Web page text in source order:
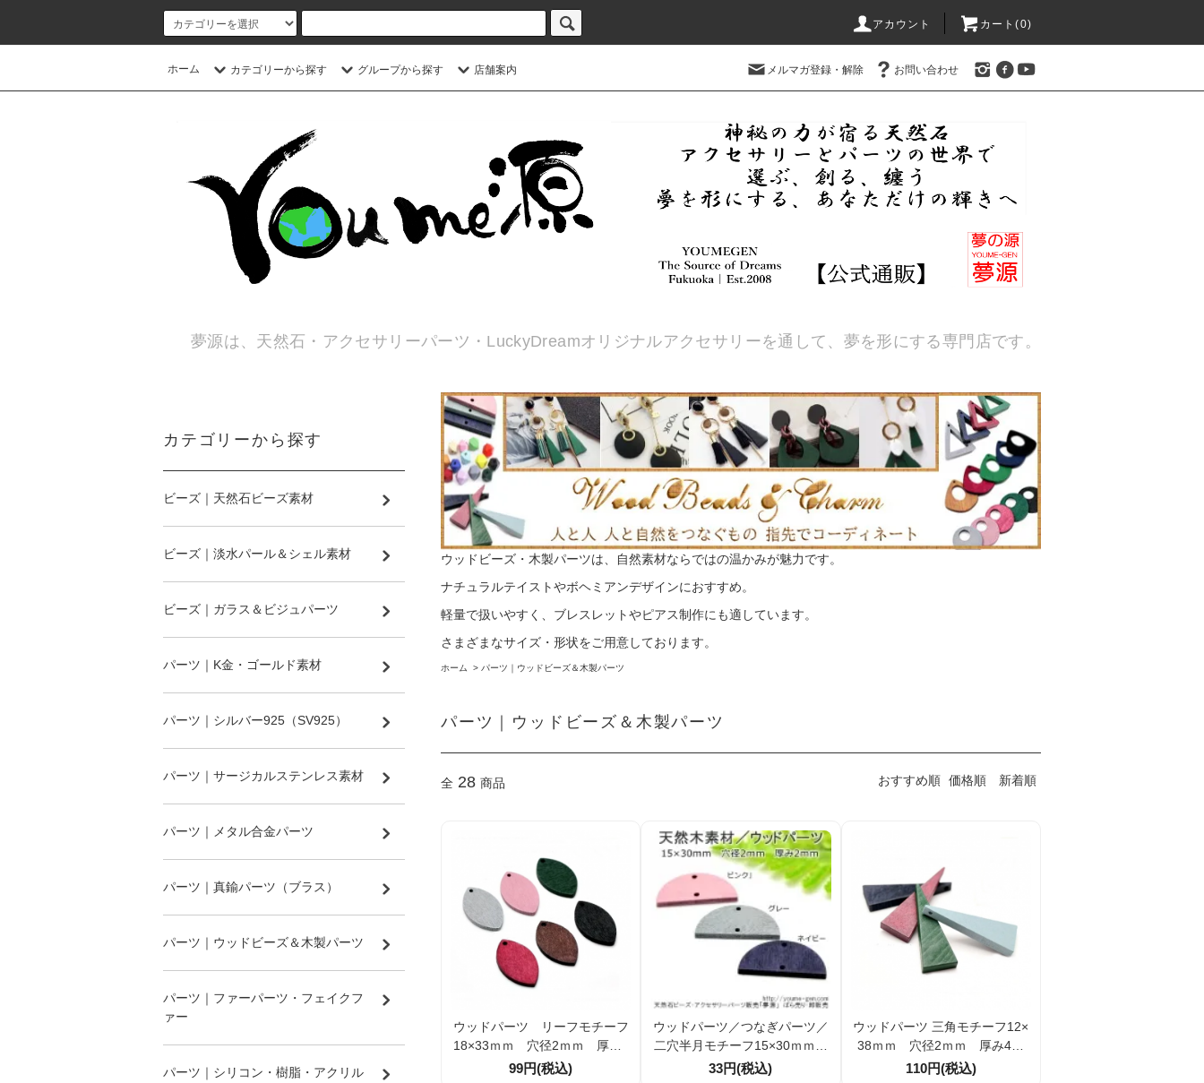
アカウント カート(0)
ホーム カテゴリーから探す グループから探す 店舗案内 メルマガ登録・解除 お問い合わせ
夢源は、天然石・アクセサリーパーツ・LuckyDreamオリジナルアクセサリーを通して、夢を形にする専門店です。
ウッドビーズ・木製パーツは、自然素材ならではの温かみが魅力です。
ナチュラルテイストやボヘミアンデザインにおすすめ。
軽量で扱いやすく、ブレスレットやピアス制作にも適しています。
さまざまなサイズ・形状をご用意しております。
ホーム > パーツ｜ウッドビーズ＆木製パーツ
パーツ｜ウッドビーズ＆木製パーツ
全 28 商品 おすすめ順 価格順 新着順
ウッドパーツ リーフモチーフ
18×33ｍｍ 穴径2ｍｍ 厚み2
ｍｍ 2個/10個 (123441007)
99円(税込)
ウッドパーツ／つなぎパーツ／
二穴半月モチーフ15×30ｍｍ
穴径2ｍｍ 厚み2ｍｍ 1個よ
33円(税込)
ウッドパーツ 三角モチーフ12×
38ｍｍ 穴径2ｍｍ 厚み4ｍ
ｍ 2個／10個 (123446785)
110円(税込)
カテゴリーから探す
ビーズ｜天然石ビーズ素材
ビーズ｜淡水パール＆シェル素材
ビーズ｜ガラス＆ビジュパーツ
パーツ｜K金・ゴールド素材
パーツ｜シルバー925（SV925）
パーツ｜サージカルステンレス素材
パーツ｜メタル合金パーツ
パーツ｜真鍮パーツ（ブラス）
パーツ｜ウッドビーズ＆木製パーツ
パーツ｜ファーパーツ・フェイクフ
ァー
パーツ｜シリコン・樹脂・アクリル